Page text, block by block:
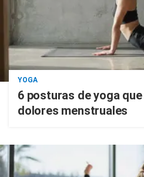
YOGA
6 posturas de yoga
dolores menstruales